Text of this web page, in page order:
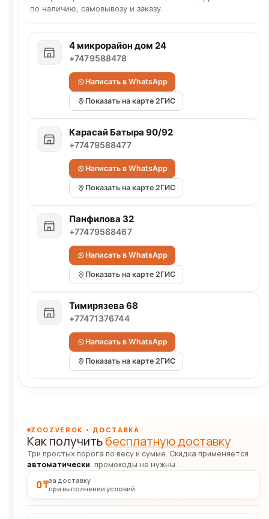
по наличию, самовывозу и заказу.
4 микрорайон дом 24
+7479588478
Написать в WhatsApp
Показать на карте 2ГИС
Карасай Батыра 90/92
+77479588477
Написать в WhatsApp
Показать на карте 2ГИС
Панфилова 32
+77479588467
Написать в WhatsApp
Показать на карте 2ГИС
Тимирязева 68
+77471376744
Написать в WhatsApp
Показать на карте 2ГИС
ZOOZVEROK • ДОСТАВКА
Как получитьбесплатную доставку
Три простых порога по весу и сумме. Скидка применяется
автоматически, промокоды не нужны.
0 ₸за доставку
при выполнении условий